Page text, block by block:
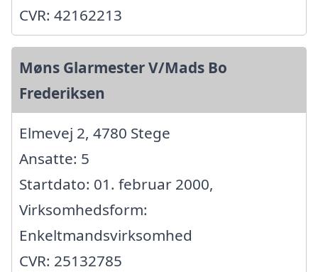
CVR: 42162213
Møns Glarmester V/Mads Bo
Frederiksen
Elmevej 2, 4780 Stege
Ansatte: 5
Startdato: 01. februar 2000,
Virksomhedsform:
Enkeltmandsvirksomhed
CVR: 25132785